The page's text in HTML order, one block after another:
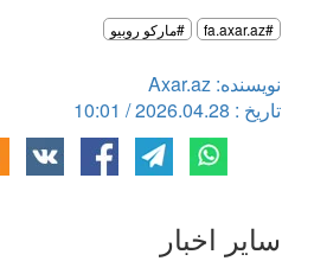
#fa.axar.az #مارکو روبیو
نویسنده: Axar.az
تاریخ : 2026.04.28 / 10:01
سایر اخبار